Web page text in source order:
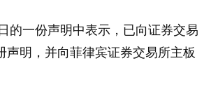
的一份声明中表示，已向证券交易
声明，并向菲律宾证券交易所主板